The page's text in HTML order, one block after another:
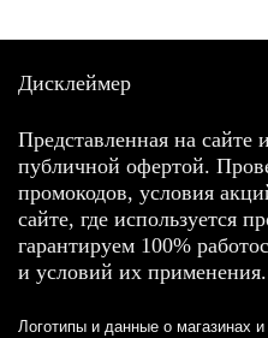
Дисклеймер
Представленная на сайте
публичной офертой.
промокодов, условия
сайте, где используется
гарантируем 100%
и условий их применения.
Логотипы и данные о магазинах